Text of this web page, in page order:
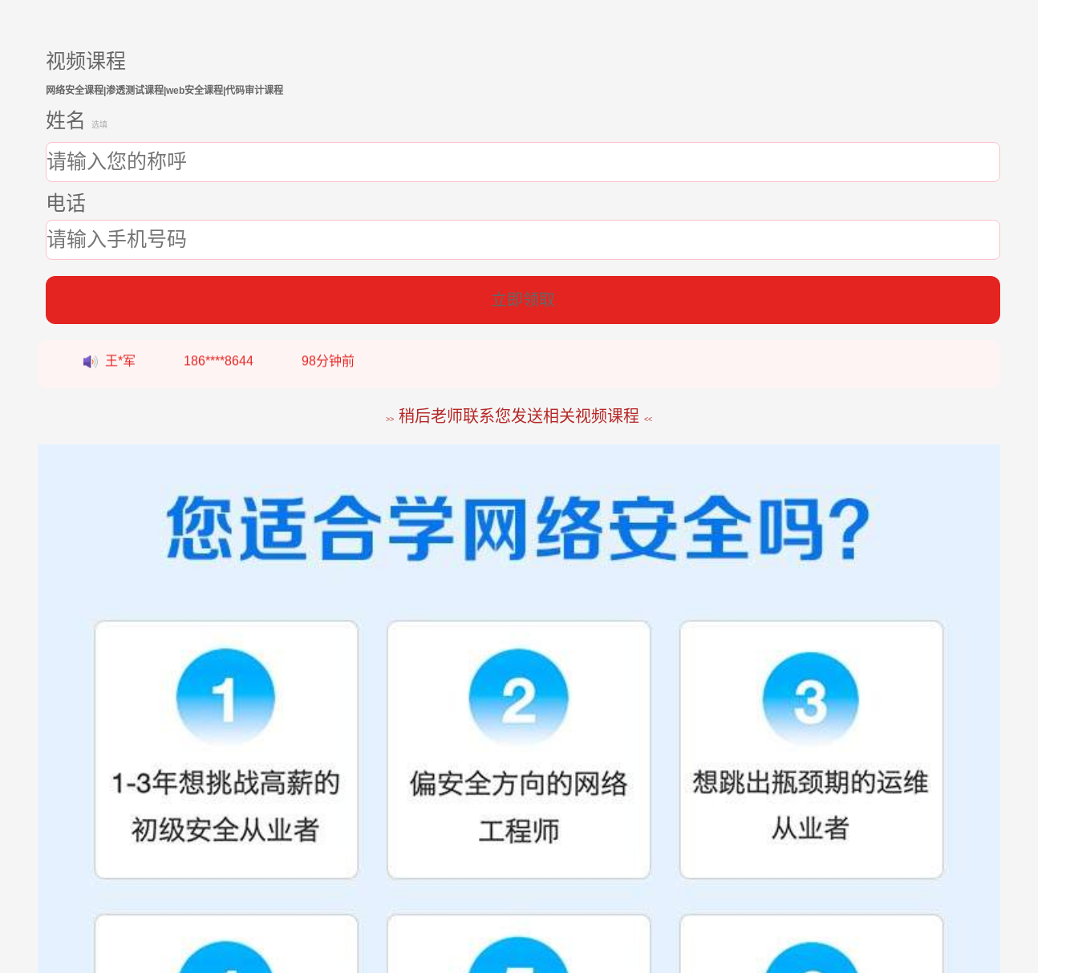
视频课程
网络安全课程|渗透测试课程|web安全课程|代码审计课程
姓名 选填
电话
立即领取
>> 稍后老师联系您发送相关视频课程 <<